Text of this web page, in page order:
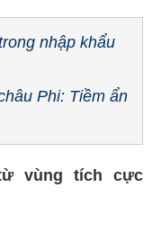
nhập khẩu
Phi: Tiềm ẩn
vùng tích cực